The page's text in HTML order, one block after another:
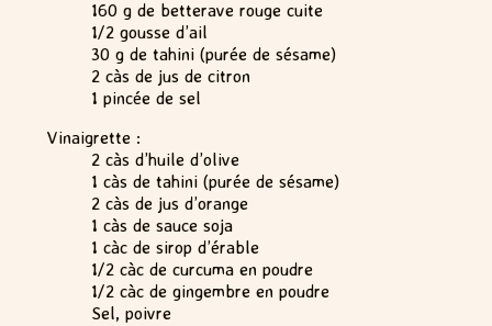
160 g de betterave rouge cuite
1/2 gousse d’ail
30 g de tahini (purée de sésame)
2 càs de jus de citron
1 pincée de sel
Vinaigrette :
2 càs d’huile d’olive
1 càs de tahini (purée de sésame)
2 càs de jus d’orange
1 càs de sauce soja
1 càc de sirop d’érable
1/2 càc de curcuma en poudre
1/2 càc de gingembre en poudre
Sel, poivre